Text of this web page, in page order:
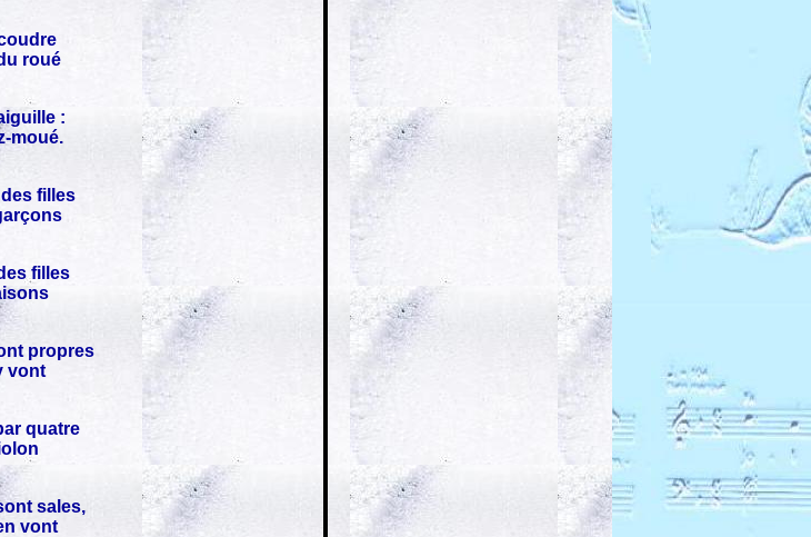
roué
:
moué.
filles
filles
propres
vont
quatre
sales,
vont